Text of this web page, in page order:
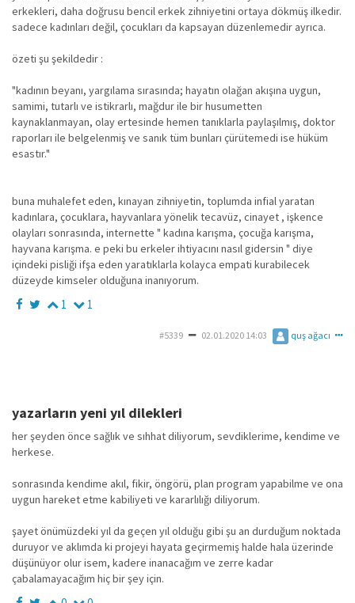
erkekleri, daha doğrusu bencil erkek zihniyetini ortaya dökmüş ilkedir.
sadece kadınları değil, çocukları da kapsayan düzenlemedir ayrıca.
özeti şu şekildedir :
"kadının beyanı, yargılama sırasında; hayatın olağan akışına uygun,
samimi, tutarlı ve istikrarlı, mağdur ile bir husumetten
kaynaklanmayan, olay ertesinde hemen tanıklarla paylaşılmış, doktor
raporları ile belgelenmiş ve sanık tüm bunları çürütemedi ise hüküm
esastır."
buna muhalefet eden, kınayan zihniyetin, toplumda infial yaratan
kadınlara, çocuklara, hayvanlara yönelik tecavüz, cinayet , işkence
olayları sonrasında, internette " kadına karışma, çocuğa karışma,
hayvana karışma. e peki bu erkeler ihtiyacını nasıl gidersin " diye
içindeki pisliği ifşa eden yaratıklarla kolayca empati kurabilecek
düzeyde kimseler olduğuna inanıyorum.
1 1
#5339 02.01.2020 14:03 quş ağacı
yazarların yeni yıl dilekleri
her şeyden önce sağlık ve sıhhat diliyorum, sevdiklerime, kendime ve
herkese.
sonrasında kendime akıl, fikir, öngörü, plan program yapabilme ve ona
uygun hareket etme kabiliyeti ve kararlılığı diliyorum.
şayet önümüzdeki yıl da geçen yıl olduğu gibi şu an durduğum noktada
duruyor ve aklımda ki projeyi hayata geçirmemiş halde hala üzerinde
düşünüyor olur isem, kadere inanacağım ve zerre kadar
çabalamayacağım hiç bir şey için.